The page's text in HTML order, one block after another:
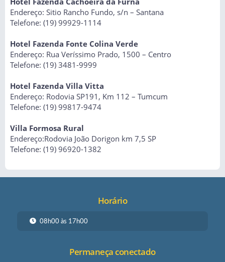
Endereço: Sitio Rancho Fundo, s/n – Santana
Telefone: (19) 99929-1114
Hotel Fazenda Fonte Colina Verde
Endereço: Rua Veríssimo Prado, 1500 – Centro
Telefone: (19) 3481-9999
Hotel Fazenda Villa Vitta
Endereço: Rodovia SP191, Km 112 – Tumcum
Telefone: (19) 99817-9474
Villa Formosa Rural
Endereço:Rodovia João Dorigon km 7,5 SP
Telefone: (19) 96920-1382
Horário
08h00 às 17h00
Permaneça conectado